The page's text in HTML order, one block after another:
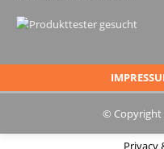
© Copyright
Privacy